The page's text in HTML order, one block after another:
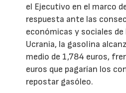
el Ejecutivo en el marco
respuesta ante las
económicas y sociales de
Ucrania, la gasolina
medio de 1,784 euros,
euros que pagarían los
repostar gasóleo.